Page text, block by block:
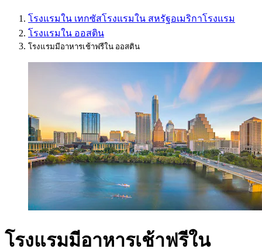
โรงแรมใน เทกซัสโรงแรมใน สหรัฐอเมริกาโรงแรม
โรงแรมใน ออสติน
โรงแรมมีอาหารเช้าฟรีใน ออสติน
โรงแรมมีอาหารเช้าฟรีใน